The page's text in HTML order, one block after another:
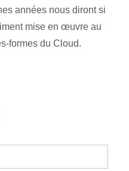
années nous diront si
mise en œuvre au
formes du Cloud.